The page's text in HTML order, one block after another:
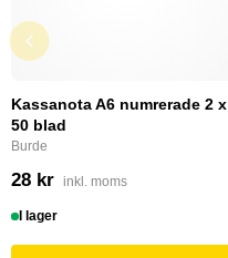
Kassanota A6 numrerade 2 x
50 blad
Burde
28 kr inkl. moms
I lager